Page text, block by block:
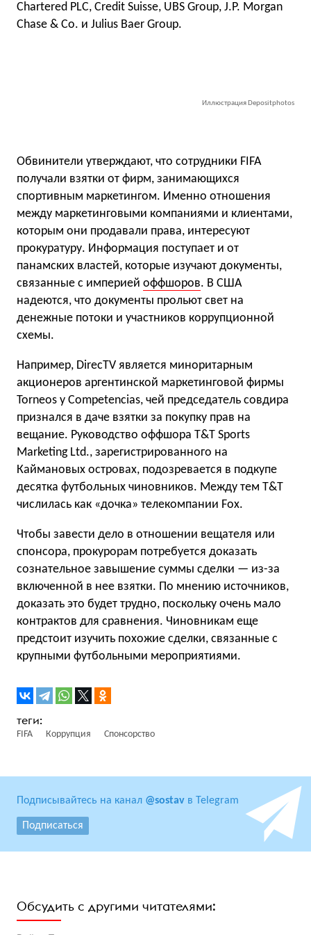
Chartered PLC, Credit Suisse, UBS Group, J.P. Morgan
Chase & Co. и Julius Baer Group.
Иллюстрация Depositphotos
Обвинители утверждают, что сотрудники FIFA
получали взятки от фирм, занимающихся
спортивным маркетингом. Именно отношения
между маркетинговыми компаниями и клиентами,
которым они продавали права, интересуют
прокуратуру. Информация поступает и от
панамских властей, которые изучают документы,
связанные с империей оффшоров. В США
надеются, что документы прольют свет на
денежные потоки и участников коррупционной
схемы.
Например, DirecTV является миноритарным
акционеров аргентинской маркетинговой фирмы
Torneos y Competencias, чей председатель совдира
признался в даче взятки за покупку прав на
вещание. Руководство оффшора T&T Sports
Marketing Ltd., зарегистрированного на
Каймановых островах, подозревается в подкупе
десятка футбольных чиновников. Между тем T&T
числилась как «дочка» телекомпании Fox.
Чтобы завести дело в отношении вещателя или
спонсора, прокурорам потребуется доказать
сознательное завышение суммы сделки — из-за
включенной в нее взятки. По мнению источников,
доказать это будет трудно, поскольку очень мало
контрактов для сравнения. Чиновникам еще
предстоит изучить похожие сделки, связанные с
крупными футбольными мероприятиями.
FIFA Коррупция Спонсорство
Подписывайтесь на канал @sostav в Telegram
Подписаться
Обсудить с другими читателями: